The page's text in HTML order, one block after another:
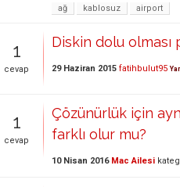
ağ kablosuz airport
1
cevap
Diskin dolu olması
29 Haziran 2015 fatihbulut95
1
cevap
Çözünürlük için
farklı olur mu?
10 Nisan 2016 Mac Ailesi